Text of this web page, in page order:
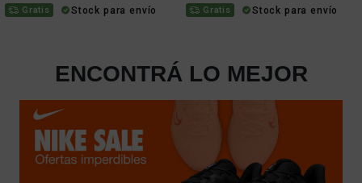
Gratis Stock para envío Gratis Stock para envío
ENCONTRÁ LO MEJOR